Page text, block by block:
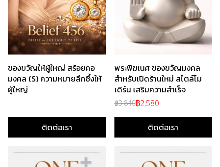
ของขวัญให้ผู้ใหญ่ สร้อยคอ
มงคล (S) ความหมายลึกซึ้งให้
ผู้ใหญ่
ติดต่อเรา
พระพิฆเนศ ของขวัญมงคล
สำหรับเปิดร้านใหม่ สไตล์โม
เดิร์น เสริมความสำเร็จ
฿3,840฿2,580
ติดต่อเรา